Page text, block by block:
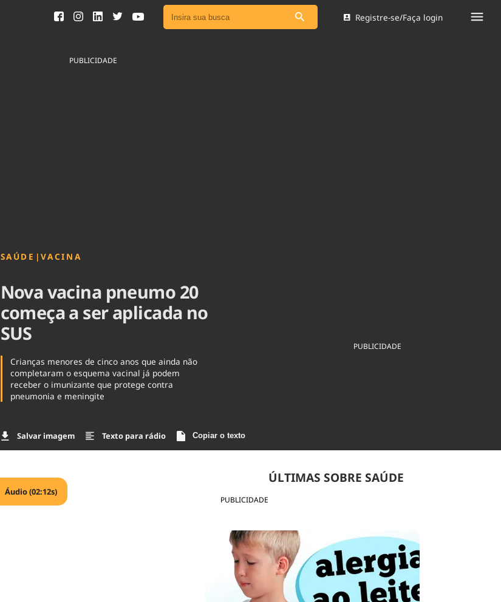
Ver todas as notícias
Agronegócios
Brasil
Brasil Mineral
Ciência & Tecnologia
Registre-se/Faça login
PUBLICIDADE
SAÚDE |VACINA
Nova vacina pneumo 20
começa a ser aplicada no
SUS
Crianças menores de cinco anos que ainda não
completaram o esquema vacinal já podem
receber o imunizante que protege contra
pneumonia e meningite
Salvar imagem Texto para rádio Copiar o texto
PUBLICIDADE
PUBLICIDADE
ÚLTIMAS SOBRE SAÚDE
Áudio (02:12s)